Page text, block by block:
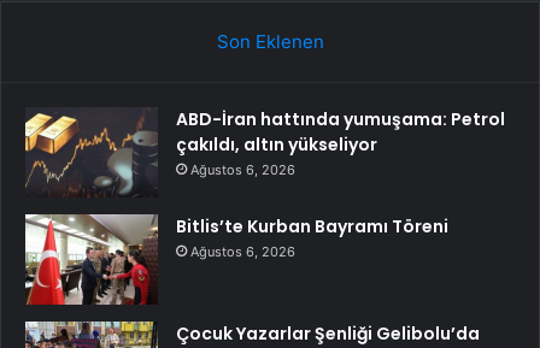
Son Eklenen
ABD-İran hattında yumuşama: Petrol
çakıldı, altın yükseliyor
Ağustos 6, 2026
Bitlis’te Kurban Bayramı Töreni
Ağustos 6, 2026
Çocuk Yazarlar Şenliği Gelibolu’da